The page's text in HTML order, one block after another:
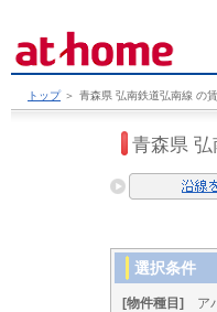
トップ ＞ 青森県 弘南鉄道弘南線 の
青森県
選択条件
[物件種目]
ア